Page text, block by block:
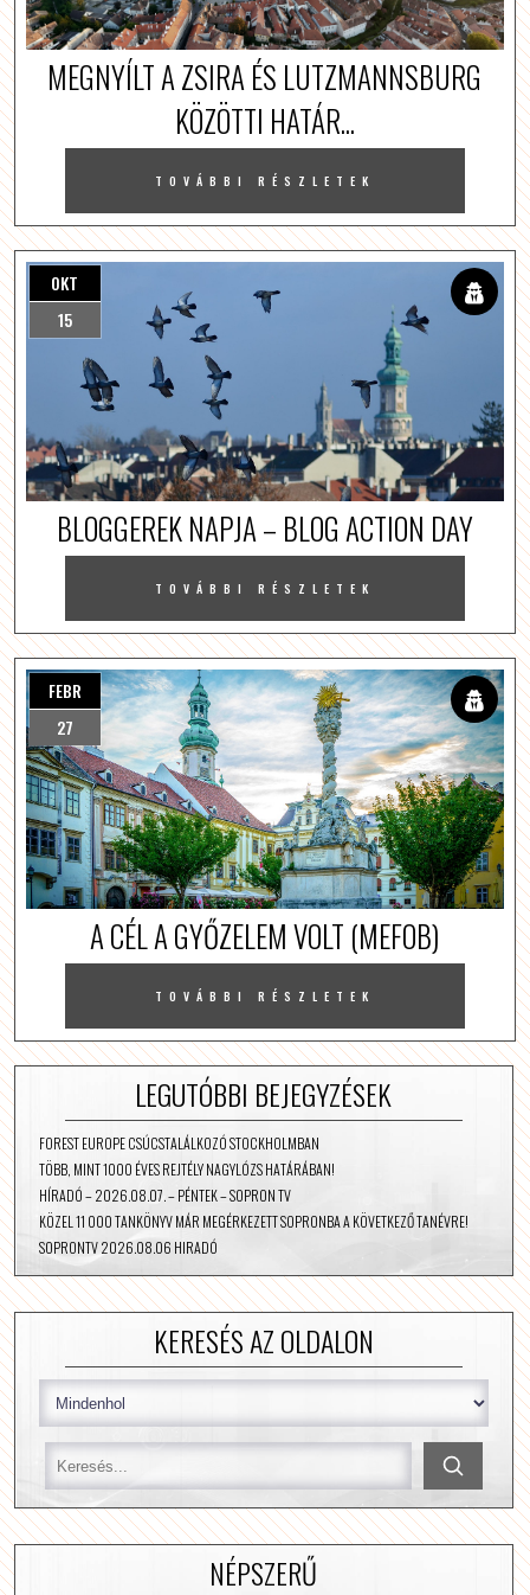
MEGNYÍLT A ZSIRA ÉS LUTZMANNSBURG
KÖZÖTTI HATÁR...
TOVÁBBI RÉSZLETEK
OKT
15
BLOGGEREK NAPJA – BLOG ACTION DAY
TOVÁBBI RÉSZLETEK
FEBR
27
A CÉL A GYŐZELEM VOLT (MEFOB)
TOVÁBBI RÉSZLETEK
LEGUTÓBBI BEJEGYZÉSEK
FOREST EUROPE CSÚCSTALÁLKOZÓ STOCKHOLMBAN
TÖBB, MINT 1000 ÉVES REJTÉLY NAGYLÓZS HATÁRÁBAN!
HÍRADÓ – 2026.08.07. – PÉNTEK – SOPRON TV
KÖZEL 11 000 TANKÖNYV MÁR MEGÉRKEZETT SOPRONBA A KÖVETKEZŐ TANÉVRE!
SOPRONTV 2026.08.06 HIRADÓ
KERESÉS AZ OLDALON
NÉPSZERŰ